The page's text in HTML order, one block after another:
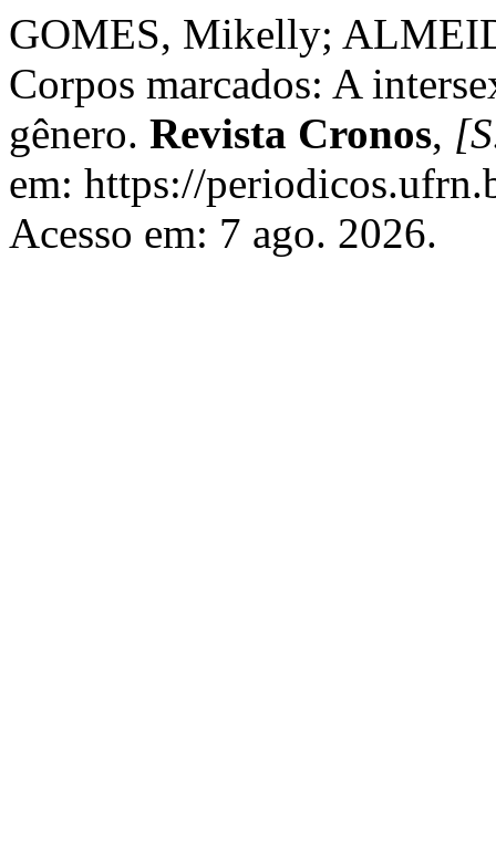
GOMES, Mikelly;
Corpos marcados: A
gênero. Revista Cronos,
em: https://
Acesso em: 7 ago. 2026.